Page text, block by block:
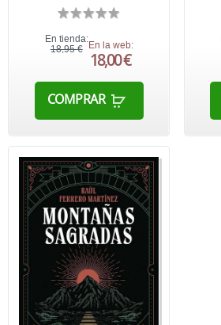
En tienda:
18,95 € En la web:
18,00 €
COMPRAR